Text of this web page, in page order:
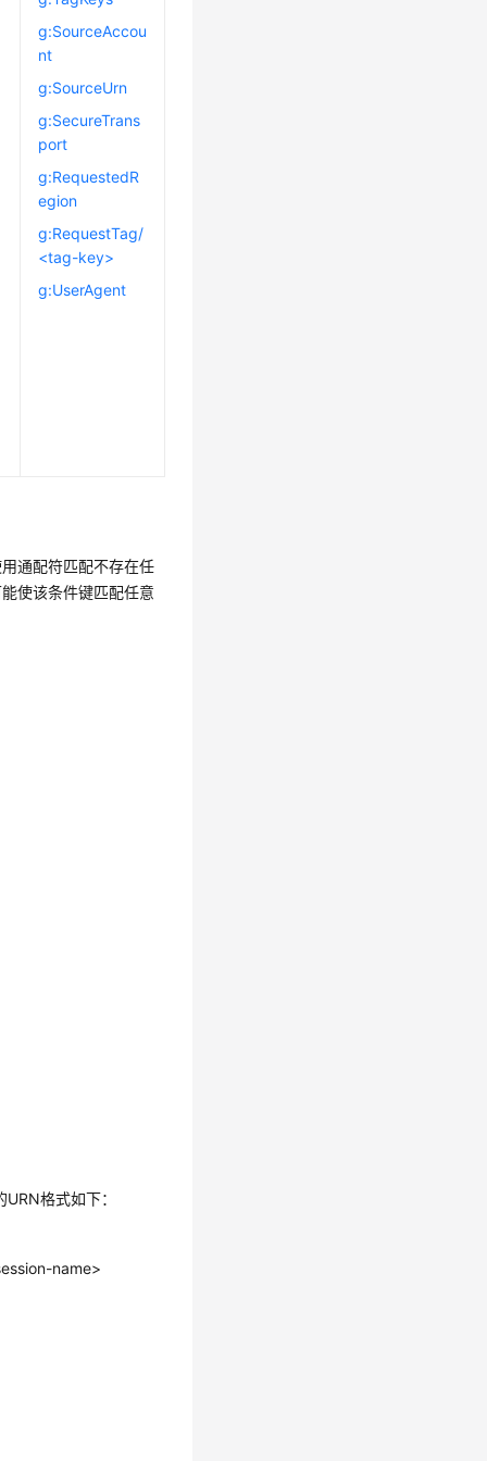
g:SourceAccou
nt
g:SourceUrn
g:SecureTrans
port
g:RequestedR
egion
g:RequestTag/
<tag-key>
g:UserAgent
通配符匹配不存在任
使该条件键匹配任意
格式如下：
name>